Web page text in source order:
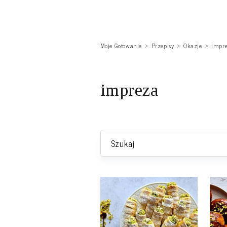
Moje Gotowanie Przepisy Okazje
impreza